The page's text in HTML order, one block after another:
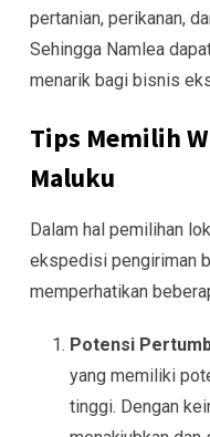
pertanian, perikanan,
Sehingga Namlea
menarik bagi bisnis
Tips Memilih
Maluku
Dalam hal pemilihan
ekspedisi pengiriman
memperhatikan
Potensi
yang memiliki
tinggi. Dengan